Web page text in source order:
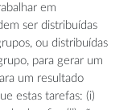
em
ser distribuídas
ou distribuídas
para gerar um
um resultado
estas tarefas: (i)